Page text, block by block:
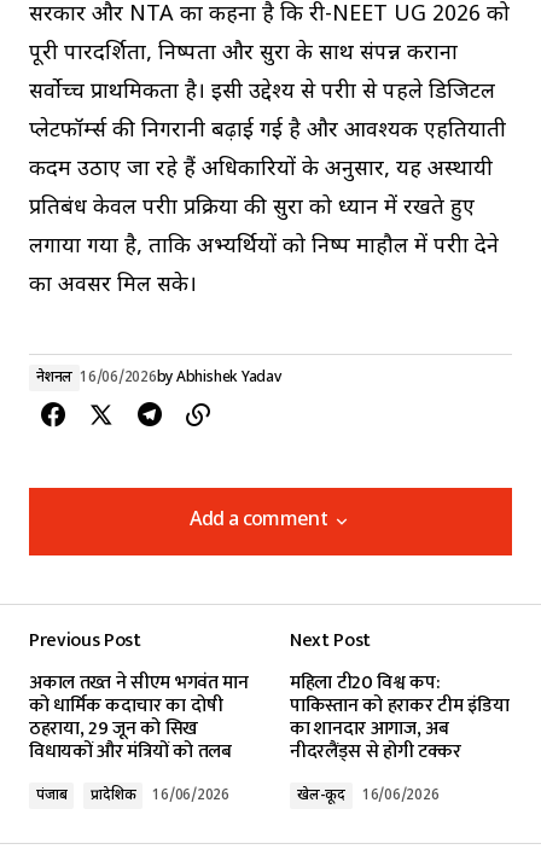
सरकार और NTA का कहना है कि री-NEET UG 2026 को
पूरी पारदर्शिता, निष्पक्षता और सुरक्षा के साथ संपन्न कराना
सर्वोच्च प्राथमिकता है। इसी उद्देश्य से परीक्षा से पहले डिजिटल
प्लेटफॉर्म्स की निगरानी बढ़ाई गई है और आवश्यक एहतियाती
कदम उठाए जा रहे हैं अधिकारियों के अनुसार, यह अस्थायी
प्रतिबंध केवल परीक्षा प्रक्रिया की सुरक्षा को ध्यान में रखते हुए
लगाया गया है, ताकि अभ्यर्थियों को निष्पक्ष माहौल में परीक्षा देने
का अवसर मिल सके।
नेशनल 16/06/2026byAbhishek Yadav
Add a comment
Add a comment
Required fields are marked*
Comment*
Previous Post
अकाल तख्त ने सीएम भगवंत मान
को धार्मिक कदाचार का दोषी
ठहराया, 29 जून को सिख
विधायकों और मंत्रियों को तलब
पंजाब प्रादेशिक 16/06/2026
Next Post
महिला टी20 विश्व कप:
पाकिस्तान को हराकर टीम इंडिया
का शानदार आगाज, अब
नीदरलैंड्स से होगी टक्कर
खेल-कूद 16/06/2026